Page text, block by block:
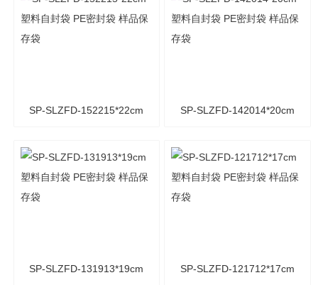
保存袋 保存袋
SP-SLZFD-152215*22cm
保存袋
SP-SLZFD-142014*20cm
保存袋
SP-SLZFD-131913*19cm SP-SLZFD-121712*17cm